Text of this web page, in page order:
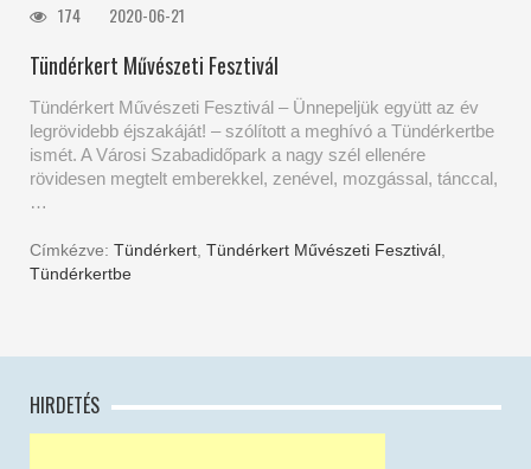
174 2020-06-21
Tündérkert Művészeti Fesztivál
Tündérkert Művészeti Fesztivál – Ünnepeljük együtt az év
legrövidebb éjszakáját! – szólított a meghívó a Tündérkertbe
ismét. A Városi Szabadidőpark a nagy szél ellenére
rövidesen megtelt emberekkel, zenével, mozgással, tánccal,
…
Címkézve: Tündérkert Tündérkert Művészeti Fesztivál
Tündérkertbe
HIRDETÉS